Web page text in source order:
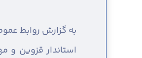
به گزارش روابط
استاندار قزوین و